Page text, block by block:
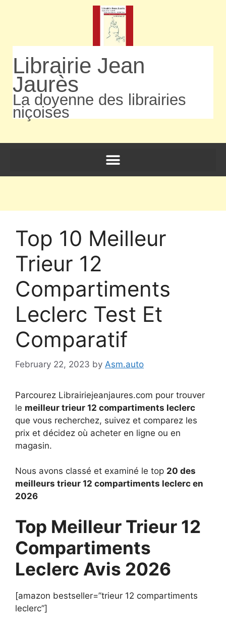
Librairie Jean
Jaurès
La doyenne des librairies
niçoises
Top 10 Meilleur
Trieur 12
Compartiments
Leclerc Test Et
Comparatif
February 22, 2023 by Asm.auto
Parcourez Librairiejeanjaures.com pour trouver
le meilleur trieur 12 compartiments leclerc
que vous recherchez, suivez et comparez les
prix et décidez où acheter en ligne ou en
magasin.
Nous avons classé et examiné le top 20 des
meilleurs trieur 12 compartiments leclerc en
2026
Top Meilleur Trieur 12
Compartiments
Leclerc Avis 2026
[amazon bestseller=”trieur 12 compartiments
leclerc”]